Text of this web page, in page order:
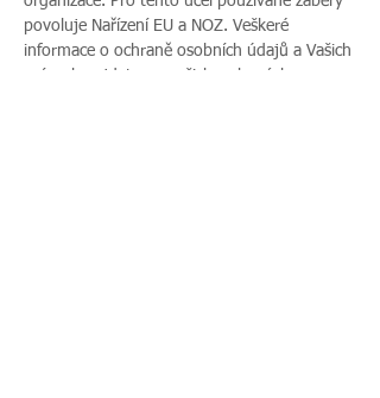
povoluje Nařízení EU a NOZ. Veškeré
informace o ochraně osobních údajů a Vašich